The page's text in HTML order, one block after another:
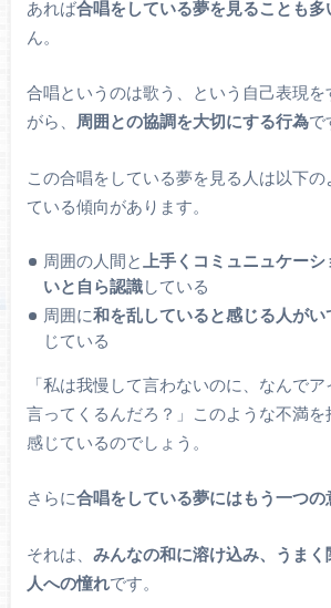
あれば合唱をしている夢を見ることも多
ん。
合唱というのは歌う、という自己表現を
がら、
周囲との協調を大切にする行為で
この合唱をしている夢を見る人は以下の
ている傾向があります。
周囲の人間と
上手くコミュニュケー
いと自ら認識している
周囲に和を乱していると感じる人がい
じている
「私は我慢して言わないのに、なんで
言ってくるんだろ？」このような不満を
感じているのでしょう。
さらに合唱をしている夢にはもう一つの
それは、 みんなの和に溶け込み、うまく
人への憧れです。